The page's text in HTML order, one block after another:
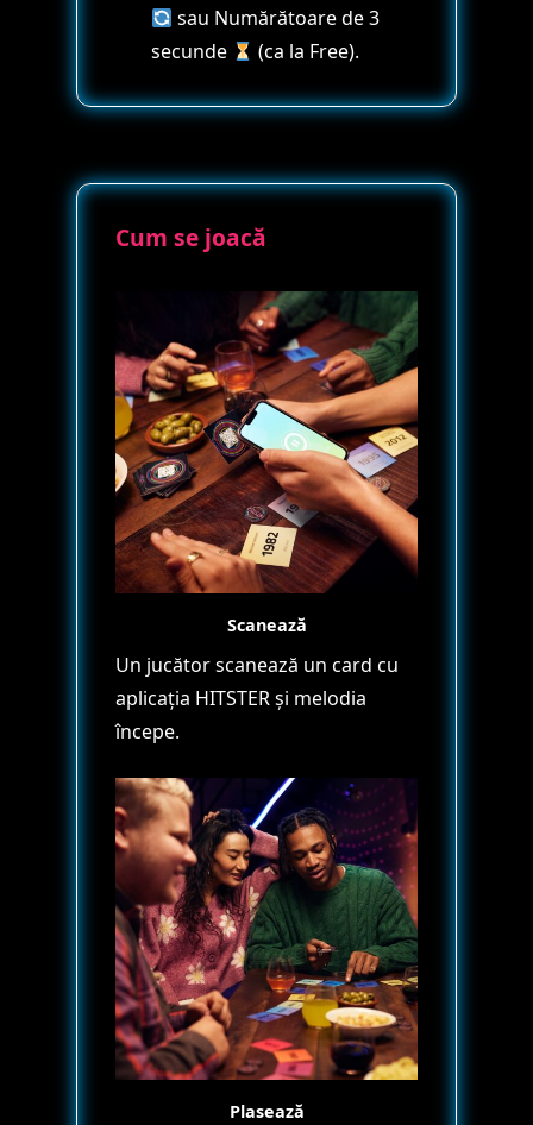
sau Numărătoare de 3
secunde
(ca la Free).
Cum se joacă
Scanează
Un jucător scanează un card cu
aplicația HITSTER și melodia
începe.
Plasează